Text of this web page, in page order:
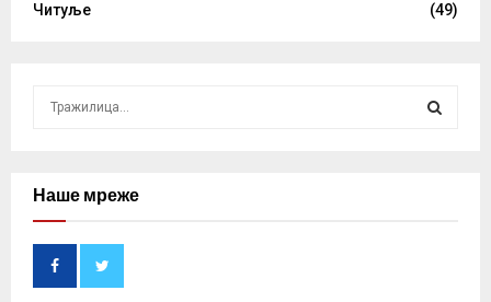
Читуље
(49)
cНаше мреже